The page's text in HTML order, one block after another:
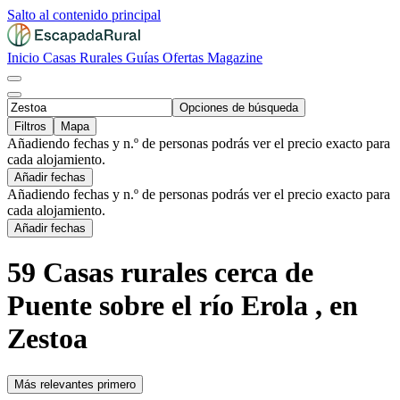
Salto al contenido principal
Inicio Casas Rurales Guías Ofertas Magazine
Opciones de búsqueda
Filtros
Mapa
Añadiendo fechas y n.º de personas podrás ver el precio exacto para
cada alojamiento.
Añadir fechas
Añadiendo fechas y n.º de personas podrás ver el precio exacto para
cada alojamiento.
Añadir fechas
59 Casas rurales cerca de
Puente sobre el río Erola , en
Zestoa
Más relevantes primero